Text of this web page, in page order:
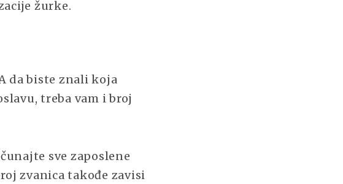
žurke.
da biste znali koja
treba vam i broj
sve zaposlene
zvanica takođe zavisi